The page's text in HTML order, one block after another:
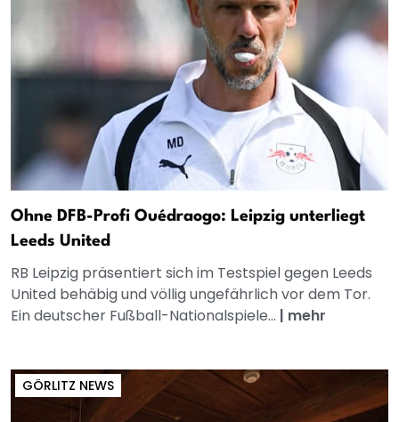
Ohne DFB-Profi Ouédraogo: Leipzig unterliegt
Leeds United
RB Leipzig präsentiert sich im Testspiel gegen Leeds
United behäbig und völlig ungefährlich vor dem Tor.
Ein deutscher Fußball-Nationalspiele... | mehr
GÖRLITZ NEWS